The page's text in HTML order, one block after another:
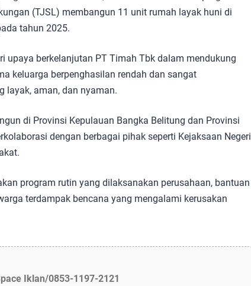
(TJSL) membangun 11 unit rumah layak huni di
tahun 2025.
upaya berkelanjutan PT Timah Tbk dalam mendukung
keluarga berpenghasilan rendah dan sangat
layak, aman, dan nyaman.
di Provinsi Kepulauan Bangka Belitung dan Provinsi
dengan berbagai pihak seperti Kejaksaan Negeri
program rutin yang dilaksanakan perusahaan, bantuan
terdampak bencana yang mengalami kerusakan
Iklan/0853-1197-2121